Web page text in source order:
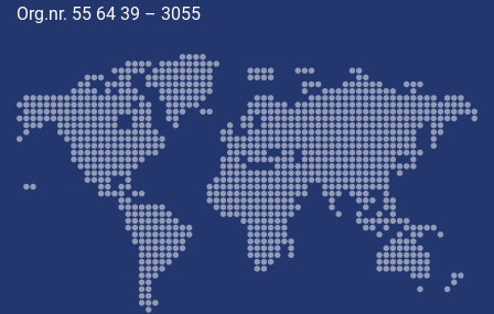
Org.nr. 55 64 39 – 3055